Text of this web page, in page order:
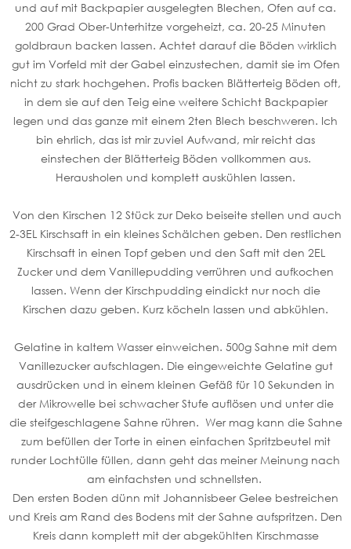
und auf mit Backpapier ausgelegten Blechen, Ofen auf ca.
200 Grad Ober-Unterhitze vorgeheizt, ca. 20-25 Minuten
goldbraun backen lassen. Achtet darauf die Böden wirklich
gut im Vorfeld mit der Gabel einzustechen, damit sie im Ofen
nicht zu stark hochgehen. Profis backen Blätterteig Böden oft,
in dem sie auf den Teig eine weitere Schicht Backpapier
legen und das ganze mit einem 2ten Blech beschweren. Ich
bin ehrlich, das ist mir zuviel Aufwand, mir reicht das
einstechen der Blätterteig Böden vollkommen aus.
Herausholen und komplett auskühlen lassen.
Von den Kirschen 12 Stück zur Deko beiseite stellen und auch
2-3EL Kirschsaft in ein kleines Schälchen geben. Den restlichen
Kirschsaft in einen Topf geben und den Saft mit den 2EL
Zucker und dem Vanillepudding verrühren und aufkochen
lassen. Wenn der Kirschpudding eindickt nur noch die
Kirschen dazu geben. Kurz köcheln lassen und abkühlen.
Gelatine in kaltem Wasser einweichen. 500g Sahne mit dem
Vanillezucker aufschlagen. Die eingeweichte Gelatine gut
ausdrücken und in einem kleinen Gefäß für 10 Sekunden in
der Mikrowelle bei schwacher Stufe auflösen und unter die
die steifgeschlagene Sahne rühren. Wer mag kann die Sahne
zum befüllen der Torte in einen einfachen Spritzbeutel mit
runder Lochtülle füllen, dann geht das meiner Meinung nach
am einfachsten und schnellsten.
Den ersten Boden dünn mit Johannisbeer Gelee bestreichen
und Kreis am Rand des Bodens mit der Sahne aufspritzen. Den
Kreis dann komplett mit der abgekühlten Kirschmasse